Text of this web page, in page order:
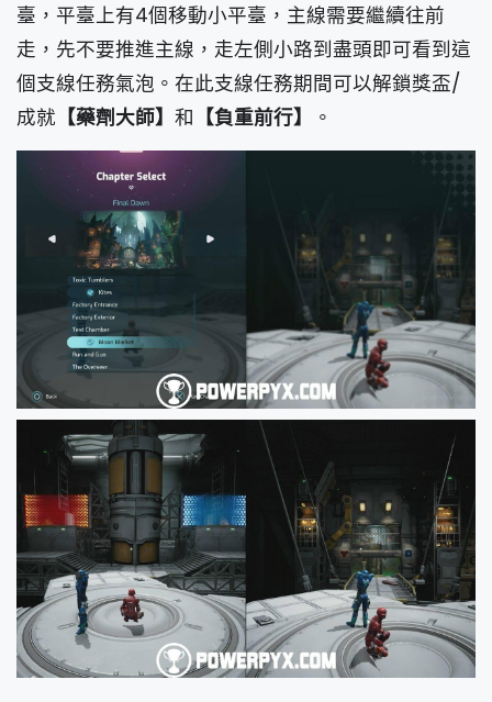
臺，平臺上有4個移動小平臺，主線需要繼續往前
走，先不要推進主線，走左側小路到盡頭即可看到這
個支線任務氣泡。在此支線任務期間可以解鎖獎盃/
成就 【藥劑大師】 和 【負重前行】 。